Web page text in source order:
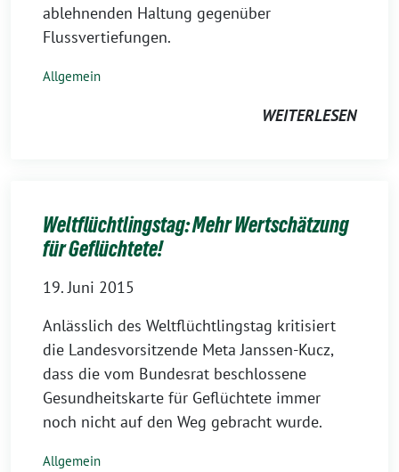
ablehnenden Haltung gegenüber
Flussvertiefungen.
Allgemein
WEITERLESEN
Weltflüchtlingstag: Mehr Wertschätzung
für Geflüchtete!
19. Juni 2015
Anlässlich des Weltflüchtlingstag kritisiert
die Landesvorsitzende Meta Janssen-Kucz,
dass die vom Bundesrat beschlossene
Gesundheitskarte für Geflüchtete immer
noch nicht auf den Weg gebracht wurde.
Allgemein